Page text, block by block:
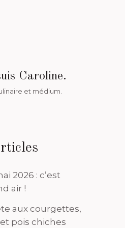
Caroline.
et médium.
2026 : c’est
air !
aux courgettes,
pois chiches